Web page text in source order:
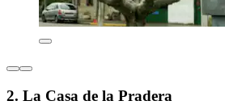
2. La Casa de la Pradera